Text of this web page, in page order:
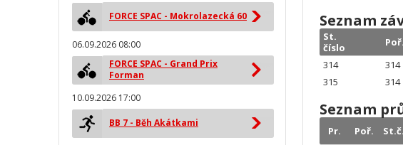
Seznam
St.
číslo
314
314
315
314
Seznam
Pr. Poř. St.č.
FORCE SPAC - Mokrolazecká 60
06.09.2026 08:00
FORCE SPAC - Grand Prix
Forman
10.09.2026 17:00
BB 7 - Běh Akátkami